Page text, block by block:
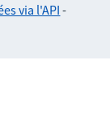
via l'API -